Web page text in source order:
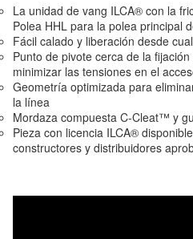
La unidad de vang ILCA® con la
Polea HHL para la polea principal
Fácil calado y liberación desde
Punto de pivote cerca de la
minimizar las tensiones en el
Geometría optimizada para
la línea
Mordaza compuesta C-Cleat™ y
Pieza con licencia ILCA®
constructores y distribuidores